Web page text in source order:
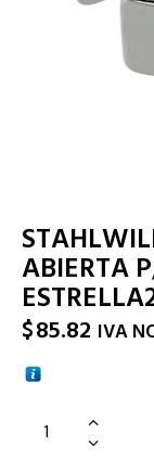
ABIERTA
$85.82 IVA